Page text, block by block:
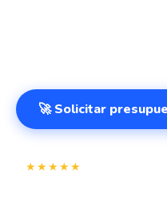
🚀 Solicitar
★★★★★